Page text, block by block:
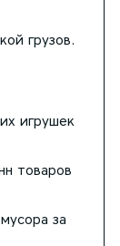
грузов.
игрушек
товаров
за